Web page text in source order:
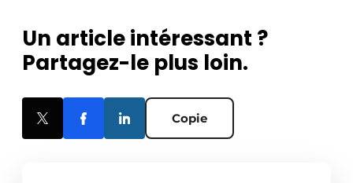
Un article intéressant ?
Partagez-le plus loin.
Copie